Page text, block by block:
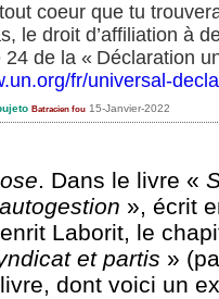
coeur que tu
le droit d’affiliation à
24 de la « Déclaration
fr/universal-
Batracien fou 15-Janvier-2022
. Dans le livre «
», écrit
Laborit, le
et partis »
dont voici un